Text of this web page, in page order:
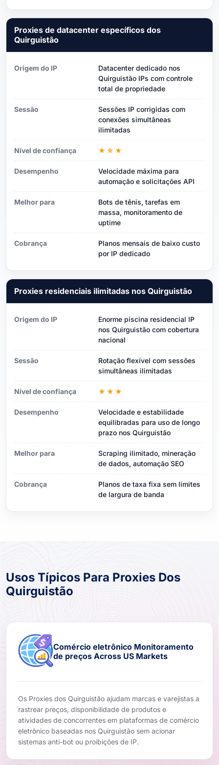
Proxies de datacenter específicos dos
Quirguistão
Origem do IP
Datacenter dedicado nos
Quirguistão IPs com controle
total de propriedade
Sessão
Sessões IP corrigidas com
conexões simultâneas
ilimitadas
Nível de confiança ★☆★
Desempenho
Velocidade máxima para
automação e solicitações API
Melhor para
Bots de tênis, tarefas em
massa, monitoramento de
uptime
Cobrança
Planos mensais de baixo custo
por IP dedicado
Proxies residenciais ilimitadas nos Quirguistão
Origem do IP
Enorme piscina residencial IP
nos Quirguistão com cobertura
nacional
Sessão
Rotação flexível com sessões
simultâneas ilimitadas
Nível de confiança ★★★
Desempenho
Velocidade e estabilidade
equilibradas para uso de longo
prazo nos Quirguistão
Melhor para
Scraping ilimitado, mineração
de dados, automação SEO
Cobrança
Planos de taxa fixa sem limites
de largura de banda
Usos Típicos Para Proxies Dos
Quirguistão
Comércio eletrônico Monitoramento
de preços Across US Markets
Os Proxies dos Quirguistão ajudam marcas e varejistas a
rastrear preços, disponibilidade de produtos e
atividades de concorrentes em plataformas de comércio
eletrônico baseadas nos Quirguistão sem acionar
sistemas anti-bot ou proibições de IP.